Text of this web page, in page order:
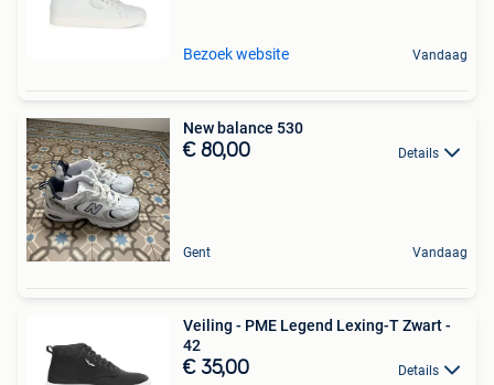
Bezoek website Vandaag
New balance 530
€ 80,00 Details
Gent Vandaag
Veiling - PME Legend Lexing-T Zwart -
42
€ 35,00 Details